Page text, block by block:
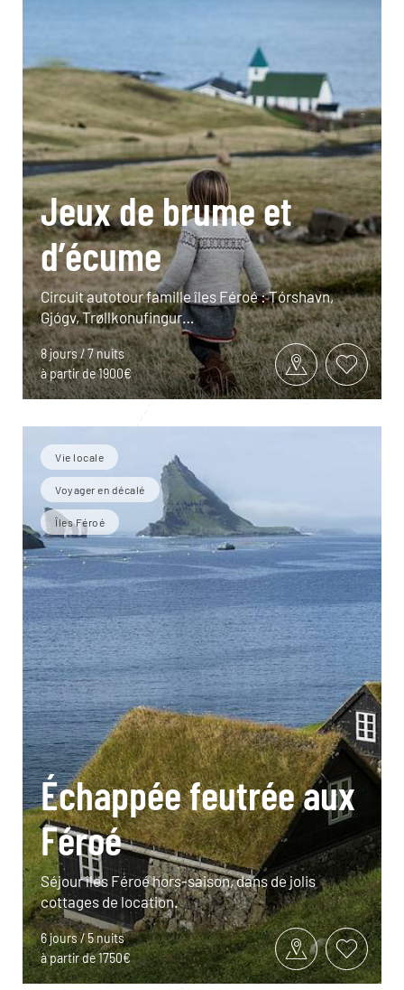
Jeux de brume et
d’écume
Circuit autotour famille îles Féroé : Tórshavn,
Gjógv, Trøllkonufingur…
8 jours / 7 nuits
à partir de 1900€
Vie locale
Voyager en décalé
Îles Féroé
Échappée feutrée aux
Féroé
Séjour îles Féroé hors-saison, dans de jolis
cottages de location.
6 jours / 5 nuits
à partir de 1750€